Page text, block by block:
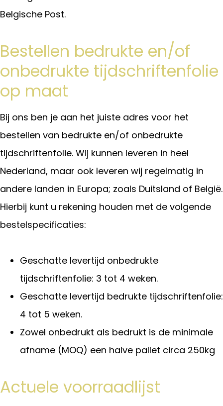
Belgische Post.
Bestellen bedrukte en/of
onbedrukte tijdschriftenfolie
op maat
Bij ons ben je aan het juiste adres voor het
bestellen van bedrukte en/of onbedrukte
tijdschriftenfolie. Wij kunnen leveren in heel
Nederland, maar ook leveren wij regelmatig in
andere landen in Europa; zoals Duitsland of België.
Hierbij kunt u rekening houden met de volgende
bestelspecificaties:
Geschatte levertijd onbedrukte
tijdschriftenfolie: 3 tot 4 weken.
Geschatte levertijd bedrukte tijdschriftenfolie:
4 tot 5 weken.
Zowel onbedrukt als bedrukt is de minimale
afname (MOQ) een halve pallet circa 250kg
Actuele voorraadlijst